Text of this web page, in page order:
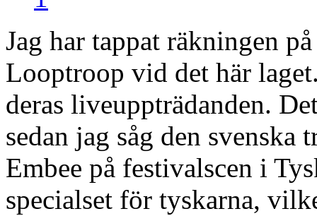
Jag har tappat räkningen
Looptroop vid det här
deras liveuppträdanden.
sedan jag såg den svenska
Embee på festivalscen i
specialset för tyskarna,